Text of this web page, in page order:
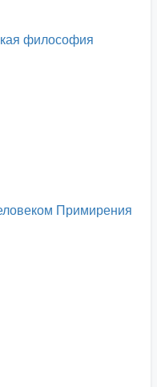
философия
Примирения